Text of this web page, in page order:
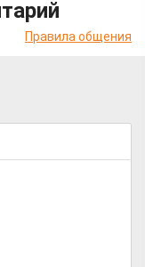
Правила общения